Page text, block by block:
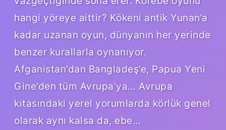
hangi yöreye aittir? Kökeni antik Yunan’a
kadar uzanan oyun, dünyanın her yerinde
benzer kurallarla oynanıyor.
Afganistan’dan Bangladeş’e, Papua Yeni
Gine’den tüm Avrupa’ya… Avrupa
kıtasındaki yerel yorumlarda körlük genel
olarak aynı kalsa da, ebe…